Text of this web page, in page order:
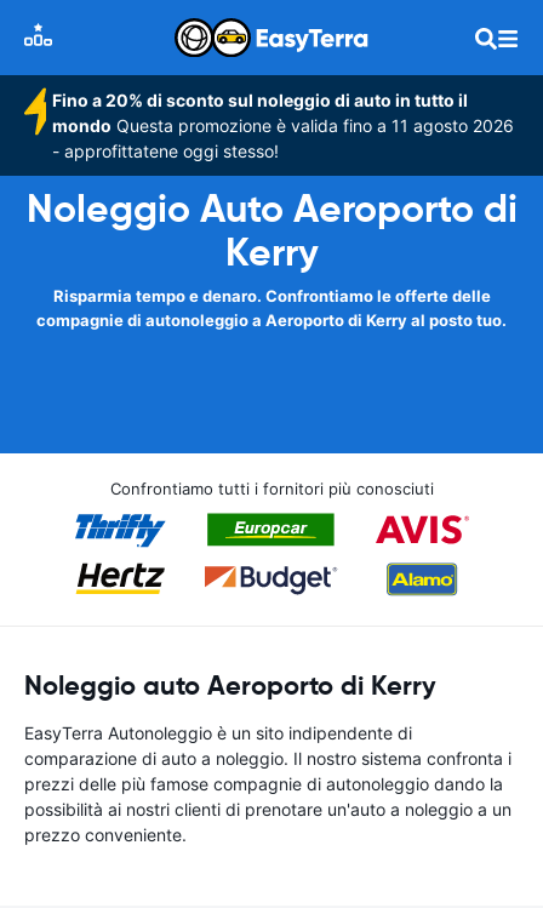
Fino a 20% di sconto sul noleggio di auto in tutto il
mondo Questa promozione è valida fino a 11 agosto 2026
- approfittatene oggi stesso!
Noleggio Auto Aeroporto di
Kerry
Risparmia tempo e denaro. Confrontiamo le offerte delle
compagnie di autonoleggio a Aeroporto di Kerry al posto tuo.
Confrontiamo tutti i fornitori più conosciuti
Noleggio auto Aeroporto di Kerry
EasyTerra Autonoleggio è un sito indipendente di
comparazione di auto a noleggio. Il nostro sistema confronta i
prezzi delle più famose compagnie di autonoleggio dando la
possibilità ai nostri clienti di prenotare un'auto a noleggio a un
prezzo conveniente.